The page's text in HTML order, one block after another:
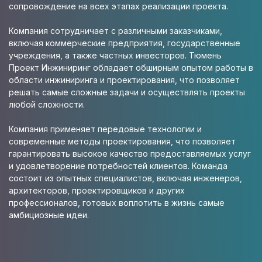
сопровождение на всех этапах реализации проекта.
Компания сотрудничает с различными заказчиками,
включая коммерческие предприятия, государственные
учреждения, а также частных инвесторов. Тюмень
Проект Инжиниринг обладает обширным опытом работы в
области инжиниринга и проектирования, что позволяет
решать самые сложные задачи и осуществлять проекты
любой сложности.
Компания применяет передовые технологии и
современные методы проектирования, что позволяет
гарантировать высокое качество предоставляемых услуг
и удовлетворение потребностей клиентов. Команда
состоит из опытных специалистов, включая инженеров,
архитекторов, проектировщиков и других
профессионалов, готовых воплотить в жизнь самые
амбициозные идеи.